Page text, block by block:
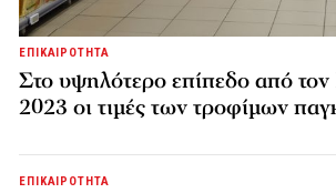
ΕΠΙΚΑΙΡΟΤΗΤΑ
Στο υψηλότερο επίπεδο από τον
2023 οι τιμές των τροφίμων
ΕΠΙΚΑΙΡΟΤΗΤΑ